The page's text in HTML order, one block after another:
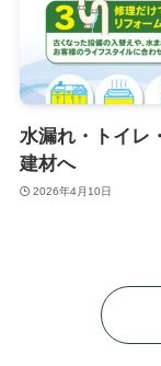
水漏れ・トイレ
建材へ
2026年4月10日